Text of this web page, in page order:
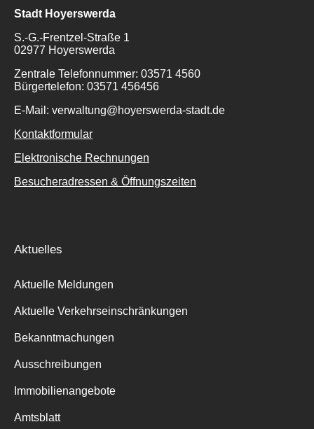
Stadt Hoyerswerda
S.-G.-Frentzel-Straße 1
02977 Hoyerswerda
Zentrale Telefonnummer: 03571 4560
Bürgertelefon: 03571 456456
E-Mail: verwaltung@hoyerswerda-stadt.de
Kontaktformular
Elektronische Rechnungen
Besucheradressen & Öffnungszeiten
Aktuelles
Aktuelle Meldungen
Aktuelle Verkehrseinschränkungen
Bekanntmachungen
Ausschreibungen
Immobilienangebote
Amtsblatt